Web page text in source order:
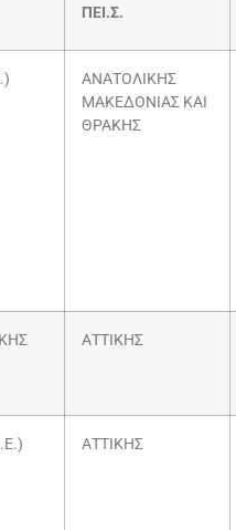
ΠΕΙ.Σ.
ΑΝΑΤΟΛΙΚΗΣ
ΜΑΚΕΔΟΝΙΑΣ ΚΑΙ
ΘΡΑΚΗΣ
ΑΤΤΙΚΗΣ
ΑΤΤΙΚΗΣ